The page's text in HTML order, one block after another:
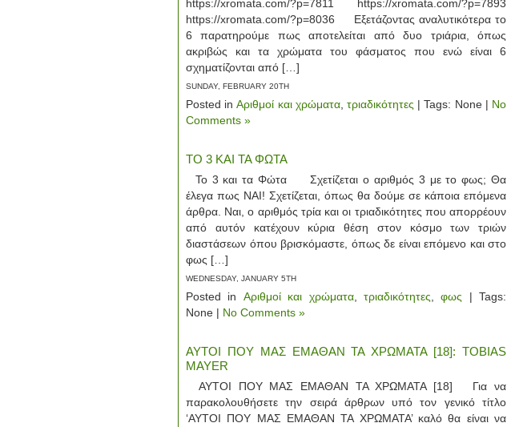
https://xromata.com/?p=7811 https://xromata.com/?p=7893
https://xromata.com/?p=8036 Εξετάζοντας αναλυτικότερα το
6 παρατηρούμε πως αποτελείται από δυο τριάρια, όπως
ακριβώς και τα χρώματα του φάσματος που ενώ είναι 6
σχηματίζονται από […]
SUNDAY, FEBRUARY 20TH
Posted inΑριθμοί και χρώματα,τριαδικότητες | Tags: None | No
Comments »
ΤΟ 3 ΚΑΙ ΤΑ ΦΩΤΑ
Το 3 και τα Φώτα Σχετίζεται ο αριθμός 3 με το φως; Θα
έλεγα πως ΝΑΙ! Σχετίζεται, όπως θα δούμε σε κάποια επόμενα
άρθρα. Ναι, ο αριθμός τρία και οι τριαδικότητες που απορρέουν
από αυτόν κατέχουν κύρια θέση στον κόσμο των τριών
διαστάσεων όπου βρισκόμαστε, όπως δε είναι επόμενο και στο
φως […]
WEDNESDAY, JANUARY 5TH
Posted in Αριθμοί και χρώματα, τριαδικότητες ,φως | Tags:
None | No Comments »
ΑΥΤΟΙ ΠΟΥ ΜΑΣ ΕΜΑΘΑΝ ΤΑ ΧΡΩΜΑΤΑ [18]: TOBIAS
MAYER
ΑΥΤΟΙ ΠΟΥ ΜΑΣ ΕΜΑΘΑΝ ΤΑ ΧΡΩΜΑΤΑ [18] Για να
παρακολουθήσετε την σειρά άρθρων υπό τον γενικό τίτλο
‘ΑΥΤΟΙ ΠΟΥ ΜΑΣ ΕΜΑΘΑΝ ΤΑ ΧΡΩΜΑΤΑ’ καλό θα είναι να